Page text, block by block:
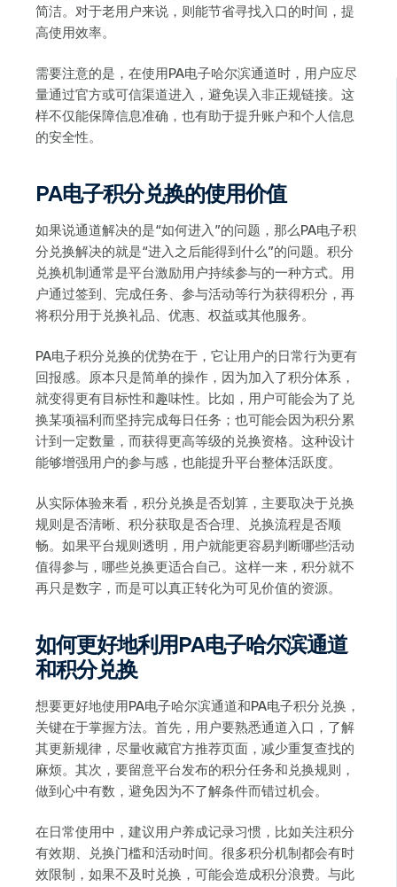
简洁。对于老用户来说，则能节省寻找入口的时间，提
高使用效率。
需要注意的是，在使用PA电子哈尔滨通道时，用户应尽
量通过官方或可信渠道进入，避免误入非正规链接。这
样不仅能保障信息准确，也有助于提升账户和个人信息
的安全性。
PA电子积分兑换的使用价值
如果说通道解决的是“如何进入”的问题，那么PA电子积
分兑换解决的就是“进入之后能得到什么”的问题。积分
兑换机制通常是平台激励用户持续参与的一种方式。用
户通过签到、完成任务、参与活动等行为获得积分，再
将积分用于兑换礼品、优惠、权益或其他服务。
PA电子积分兑换的优势在于，它让用户的日常行为更有
回报感。原本只是简单的操作，因为加入了积分体系，
就变得更有目标性和趣味性。比如，用户可能会为了兑
换某项福利而坚持完成每日任务；也可能会因为积分累
计到一定数量，而获得更高等级的兑换资格。这种设计
能够增强用户的参与感，也能提升平台整体活跃度。
从实际体验来看，积分兑换是否划算，主要取决于兑换
规则是否清晰、积分获取是否合理、兑换流程是否顺
畅。如果平台规则透明，用户就能更容易判断哪些活动
值得参与，哪些兑换更适合自己。这样一来，积分就不
再只是数字，而是可以真正转化为可见价值的资源。
如何更好地利用PA电子哈尔滨通道
和积分兑换
想要更好地使用PA电子哈尔滨通道和PA电子积分兑换，
关键在于掌握方法。首先，用户要熟悉通道入口，了解
其更新规律，尽量收藏官方推荐页面，减少重复查找的
麻烦。其次，要留意平台发布的积分任务和兑换规则，
做到心中有数，避免因为不了解条件而错过机会。
在日常使用中，建议用户养成记录习惯，比如关注积分
有效期、兑换门槛和活动时间。很多积分机制都会有时
效限制，如果不及时兑换，可能会造成积分浪费。与此